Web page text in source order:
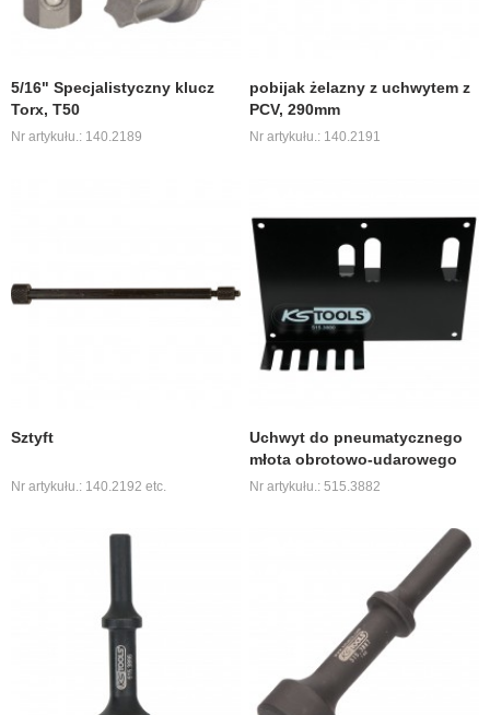
5/16" Specjalistyczny klucz
Torx, T50
Nr artykułu.: 140.2189
pobijak żelazny z uchwytem z
PCV, 290mm
Nr artykułu.: 140.2191
Sztyft
Nr artykułu.: 140.2192 etc.
Uchwyt do pneumatycznego
młota obrotowo-udarowego
Nr artykułu.: 515.3882